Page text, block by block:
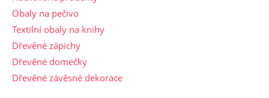
Obaly na pečivo
Textilní obaly na knihy
Dřevěné zápichy
Dřevěné domečky
Dřevěné závěsné dekorace